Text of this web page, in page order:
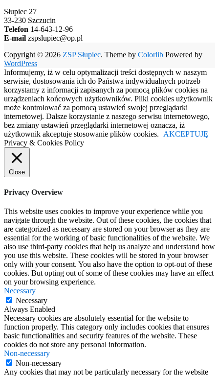
Słupiec 27
33-230 Szczucin
Telefon 14-643-12-96
E-mail zspslupiec@op.pl
Copyright © 2026 ZSP Słupiec. Theme by Colorlib Powered by
WordPress
Informujemy, iż w celu optymalizacji treści dostępnych w naszym
serwisie, dostosowania ich do Państwa indywidualnych potrzeb
korzystamy z informacji zapisanych za pomocą plików cookies na
urządzeniach końcowych użytkowników. Pliki cookies użytkownik
może kontrolować za pomocą ustawień swojej przeglądarki
internetowej. Dalsze korzystanie z naszego serwisu internetowego,
bez zmiany ustawień przeglądarki internetowej oznacza, iż
użytkownik akceptuje stosowanie plików cookies.
AKCEPTUJĘ
Privacy & Cookies Policy
Close
Privacy Overview
This website uses cookies to improve your experience while you
navigate through the website. Out of these cookies, the cookies that
are categorized as necessary are stored on your browser as they are
essential for the working of basic functionalities of the website. We
also use third-party cookies that help us analyze and understand how
you use this website. These cookies will be stored in your browser
only with your consent. You also have the option to opt-out of these
cookies. But opting out of some of these cookies may have an effect
on your browsing experience.
Necessary
Necessary
Always Enabled
Necessary cookies are absolutely essential for the website to
function properly. This category only includes cookies that ensures
basic functionalities and security features of the website. These
cookies do not store any personal information.
Non-necessary
Non-necessary
Any cookies that may not be particularly necessary for the website